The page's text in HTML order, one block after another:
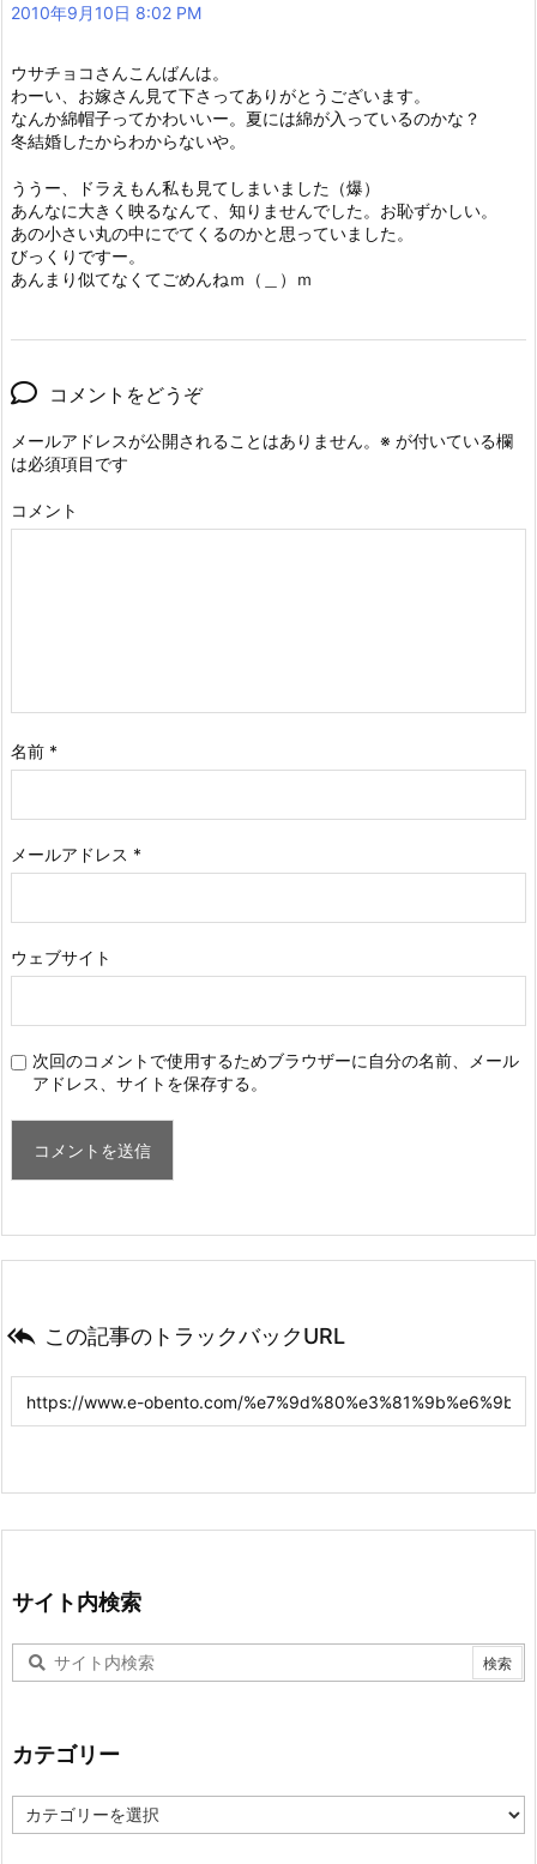
2010年9月10日 8:02 PM
ウサチョコさんこんばんは。
わーい、お嫁さん見て下さってありがとうございます。
なんか綿帽子ってかわいいー。夏には綿が入っているのかな？
冬結婚したからわからないや。
ううー、ドラえもん私も見てしまいました（爆）
あんなに大きく映るなんて、知りませんでした。お恥ずかしい。
あの小さい丸の中にでてくるのかと思っていました。
びっくりですー。
あんまり似てなくてごめんねｍ（＿）ｍ
コメントをどうぞ
メールアドレスが公開されることはありません。 ※ が付いている欄
は必須項目です
コメント
名前 *
メールアドレス *
ウェブサイト
次回のコメントで使用するためブラウザーに自分の名前、メール
アドレス、サイトを保存する。
 この記事のトラックバックURL
サイト内検索
カテゴリー
テ